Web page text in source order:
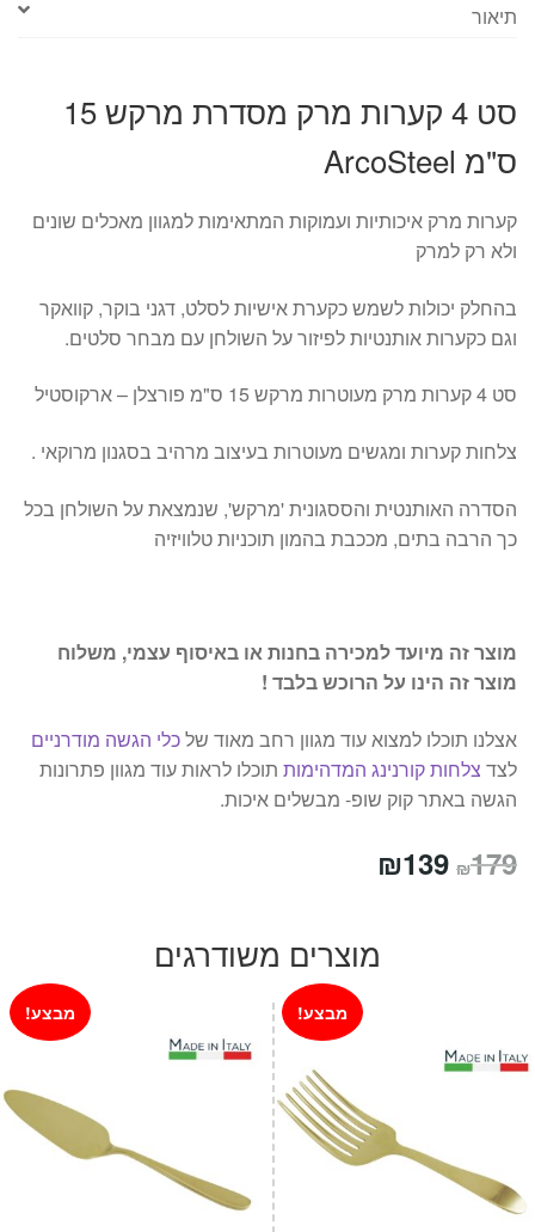
תיאור
סט 4 קערות מרק מסדרת מרקש 15
ס"מ ArcoSteel
קערות מרק איכותיות ועמוקות המתאימות למגוון מאכלים שונים
ולא רק למרק
בהחלק יכולות לשמש כקערת אישיות לסלט, דגני בוקר, קוואקר
וגם כקערות אותנטיות לפיזור על השולחן עם מבחר סלטים.
סט 4 קערות מרק מעוטרות מרקש 15 ס"מ פורצלן – ארקוסטיל
צלחות קערות ומגשים מעוטרות בעיצוב מרהיב בסגנון מרוקאי .
הסדרה האותנטית והססגונית 'מרקש', שנמצאת על השולחן בכל
כך הרבה בתים, מככבת בהמון תוכניות טלוויזיה
מוצר זה מיועד למכירה בחנות או באיסוף עצמי, משלוח
מוצר זה הינו על הרוכש בלבד !
אצלנו תוכלו למצוא עוד מגוון רחב מאוד שלכלי הגשה מודרניים
לצד צלחות קורנינג המדהימות תוכלו לראות עוד מגוון פתרונות
הגשה באתר קוק שופ- מבשלים איכות.
₪179 המחיר
₪139
הוא:
₪139.
מוצרים משודרגים
מבצע! מבצע!